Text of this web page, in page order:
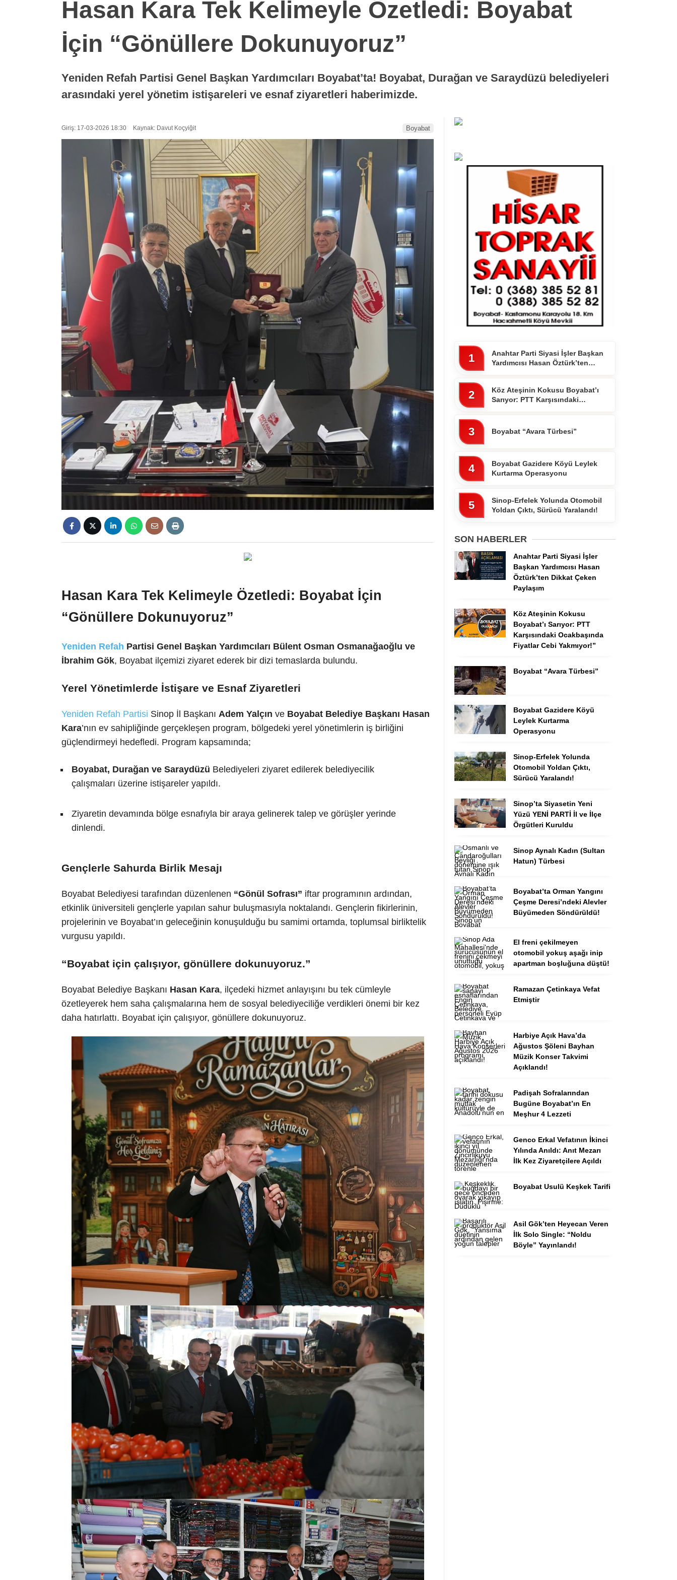
Hasan Kara Tek Kelimeyle Özetledi: Boyabat
İçin “Gönüllere Dokunuyoruz”
Yeniden Refah Partisi Genel Başkan Yardımcıları Boyabat’ta! Boyabat, Durağan ve Saraydüzü belediyeleri
arasındaki yerel yönetim istişareleri ve esnaf ziyaretleri haberimizde.
Giriş: 17-03-2026 18:30 Kaynak: Davut Koçyiğit Boyabat
Hasan Kara Tek Kelimeyle Özetledi: Boyabat İçin
“Gönüllere Dokunuyoruz”
Yeniden Refah Partisi Genel Başkan Yardımcıları Bülent Osman Osmanağaoğlu ve
İbrahim Gök, Boyabat ilçemizi ziyaret ederek bir dizi temaslarda bulundu.
Yerel Yönetimlerde İstişare ve Esnaf Ziyaretleri
Yeniden Refah Partisi Sinop İl Başkanı Adem Yalçın ve Boyabat Belediye Başkanı Hasan
Kara’nın ev sahipliğinde gerçekleşen program, bölgedeki yerel yönetimlerin iş birliğini
güçlendirmeyi hedefledi. Program kapsamında;
Boyabat, Durağan ve Saraydüzü Belediyeleri ziyaret edilerek belediyecilik
çalışmaları üzerine istişareler yapıldı.
Ziyaretin devamında bölge esnafıyla bir araya gelinerek talep ve görüşler yerinde
dinlendi.
Gençlerle Sahurda Birlik Mesajı
Boyabat Belediyesi tarafından düzenlenen “Gönül Sofrası” iftar programının ardından,
etkinlik üniversiteli gençlerle yapılan sahur buluşmasıyla noktalandı. Gençlerin fikirlerinin,
projelerinin ve Boyabat’ın geleceğinin konuşulduğu bu samimi ortamda, toplumsal birliktelik
vurgusu yapıldı.
“Boyabat için çalışıyor, gönüllere dokunuyoruz.”
Boyabat Belediye Başkanı Hasan Kara, ilçedeki hizmet anlayışını bu tek cümleyle
özetleyerek hem saha çalışmalarına hem de sosyal belediyeciliğe verdikleri önemi bir kez
daha hatırlattı. Boyabat için çalışıyor, gönüllere dokunuyoruz.
1
Anahtar Parti Siyasi İşler Başkan
Yardımcısı Hasan Öztürk’ten
2
Köz Ateşinin Kokusu Boyabat’ı
Sarıyor: PTT Karşısındaki
3 Boyabat “Avara Türbesi”
4
Boyabat Gazidere Köyü Leylek
Kurtarma Operasyonu
5
Sinop-Erfelek Yolunda Otomobil
Yoldan Çıktı, Sürücü Yaralandı!
SON HABERLER
Anahtar Parti Siyasi İşler
Başkan Yardımcısı Hasan
Öztürk’ten Dikkat Çeken
Paylaşım
Köz Ateşinin Kokusu
Boyabat’ı Sarıyor: PTT
Karşısındaki Ocakbaşında
Fiyatlar Cebi Yakmıyor!”
Boyabat “Avara Türbesi”
Boyabat Gazidere Köyü
Leylek Kurtarma
Operasyonu
Sinop-Erfelek Yolunda
Otomobil Yoldan Çıktı,
Sürücü Yaralandı!
Sinop’ta Siyasetin Yeni
Yüzü YENİ PARTİ İl ve İlçe
Örgütleri Kuruldu
Sinop Aynalı Kadın (Sultan
Hatun) Türbesi
Boyabat’ta Orman Yangını
Çeşme Deresi’ndeki Alevler
Büyümeden Söndürüldü!
El freni çekilmeyen
otomobil yokuş aşağı inip
apartman boşluğuna düştü!
Ramazan Çetinkaya Vefat
Etmiştir
Harbiye Açık Hava’da
Ağustos Şöleni Bayhan
Müzik Konser Takvimi
Açıklandı!
Padişah Sofralarından
Bugüne Boyabat’ın En
Meşhur 4 Lezzeti
Genco Erkal Vefatının İkinci
Yılında Anıldı: Anıt Mezarı
İlk Kez Ziyaretçilere Açıldı
Boyabat Usulü Keşkek Tarifi
Asil Gök’ten Heyecan Veren
İlk Solo Single: “Noldu
Böyle” Yayınlandı!